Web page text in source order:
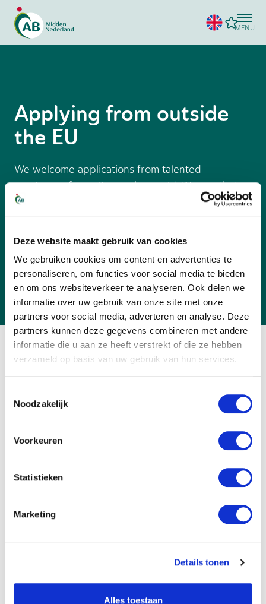
Deze website maakt gebruik van cookies
We gebruiken cookies om content en advertenties te
personaliseren, om functies voor social media te bieden
en om ons websiteverkeer te analyseren. Ook delen we
informatie over uw gebruik van onze site met onze
partners voor social media, adverteren en analyse. Deze
partners kunnen deze gegevens combineren met andere
informatie die u aan ze heeft verstrekt of die ze hebben
verzameld op basis van uw gebruik van hun services.
Noodzakelijk
Voorkeuren
Statistieken
Marketing
Details tonen
Alles toestaan
MENU
Applying from outside
the EU
We welcome applications from talented
employees from all over the world. We see that
you are currently trying to apply from outside the
European Union. To be eligible for a position
within our organization, it is important that you
for the Netherlands.